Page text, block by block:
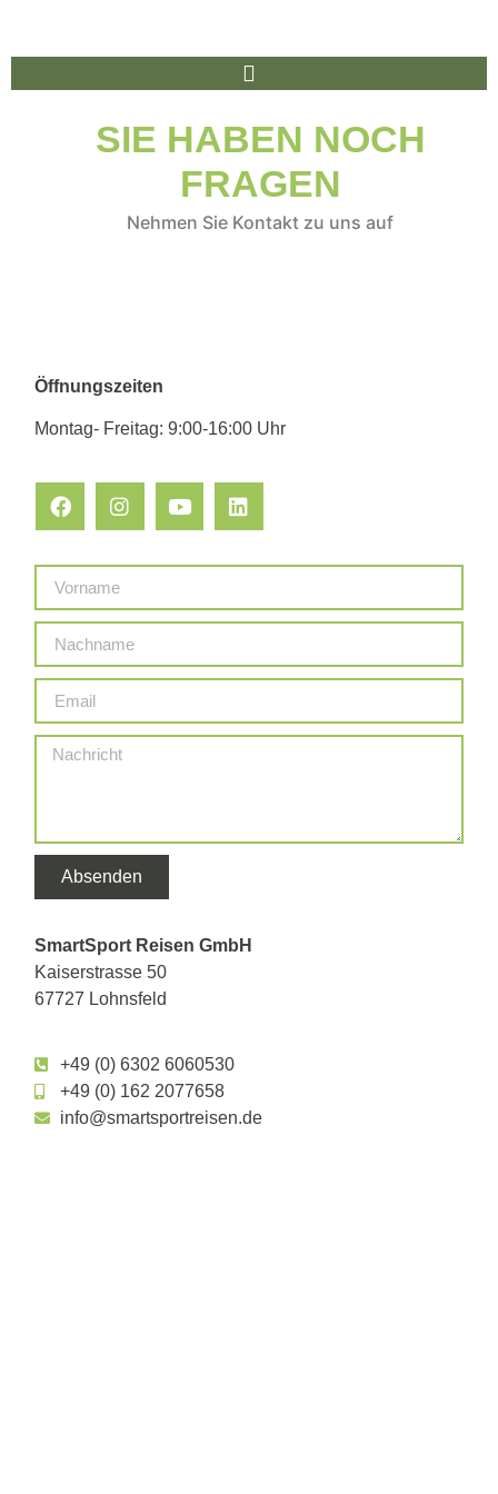
SIE HABEN NOCH
FRAGEN
Nehmen Sie Kontakt zu uns auf
Öffnungszeiten
Montag- Freitag: 9:00-16:00 Uhr
Absenden
SmartSport Reisen GmbH
Kaiserstrasse 50
67727 Lohnsfeld
+49 (0) 6302 6060530
+49 (0) 162 2077658
info@smartsportreisen.de